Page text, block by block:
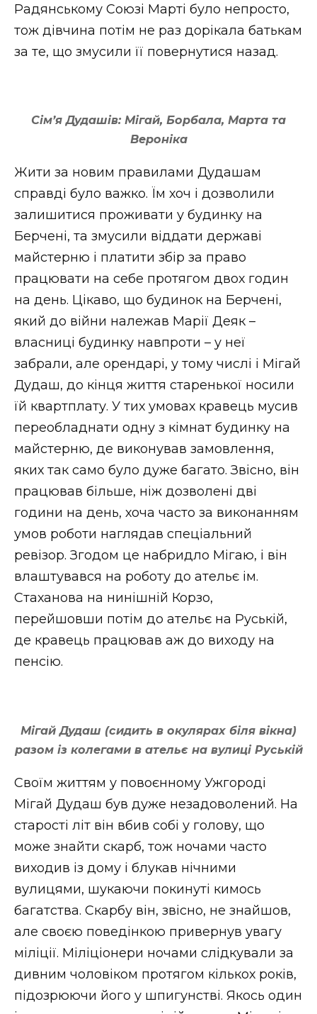
Радянському Союзі Марті було непросто,
тож дівчина потім не раз дорікала батькам
за те, що змусили її повернутися назад.
Сім’я Дудашів: Мігай, Борбала, Марта та
Вероніка
Жити за новим правилами Дудашам
справді було важко. Їм хоч і дозволили
залишитися проживати у будинку на
Берчені, та змусили віддати державі
майстерню і платити збір за право
працювати на себе протягом двох годин
на день. Цікаво, що будинок на Берчені,
який до війни належав Марії Деяк –
власниці будинку навпроти – у неї
забрали, але орендарі, у тому числі і Мігай
Дудаш, до кінця життя старенької носили
їй квартплату. У тих умовах кравець мусив
переобладнати одну з кімнат будинку на
майстерню, де виконував замовлення,
яких так само було дуже багато. Звісно, він
працював більше, ніж дозволені дві
години на день, хоча часто за виконанням
умов роботи наглядав спеціальний
ревізор. Згодом це набридло Мігаю, і він
влаштувався на роботу до ательє ім.
Стаханова на нинішній Корзо,
перейшовши потім до ательє на Руській,
де кравець працював аж до виходу на
пенсію.
Мігай Дудаш (сидить в окулярах біля вікна)
разом із колегами в ательє на вулиці Руській
Своїм життям у повоєнному Ужгороді
Мігай Дудаш був дуже незадоволений. На
старості літ він вбив собі у голову, що
може знайти скарб, тож ночами часто
виходив із дому і блукав нічними
вулицями, шукаючи покинуті кимось
багатства. Скарбу він, звісно, не знайшов,
але своєю поведінкою привернув увагу
міліції. Міліціонери ночами слідкували за
дивним чоловіком протягом кількох років,
підозрюючи його у шпигунстві. Якось один